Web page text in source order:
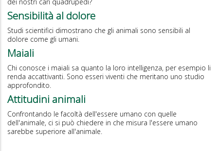
Sensibilità al dolore
Studi scientifici dimostrano che gli animali sono sensibili al
dolore come gli umani.
Maiali
Chi conosce i maiali sa quanto la loro intelligenza, per esempio li
renda accattivanti. Sono esseri viventi che meritano uno studio
approfondito.
Attitudini animali
Confrontando le facoltà dell'essere umano con quelle
dell'animale, ci si può chiedere in che misura l'essere umano
sarebbe superiore all'animale.